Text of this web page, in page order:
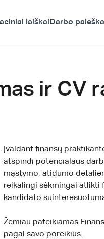
laiškai Darbo paieška
ir CV
Įvaldant finansų
atspindi potencialaus
mąstymo, atidumo
reikalingi sėkmingai atlikti
kandidato
Žemiau pateikiamas
pagal savo poreikius.